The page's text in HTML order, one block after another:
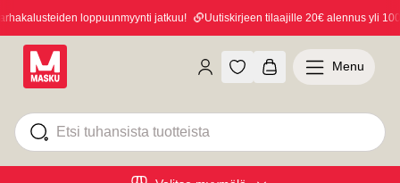
loppuunmyynti jatkuu! Uutiskirjeen tilaajille 20€ alennus yli
Menu